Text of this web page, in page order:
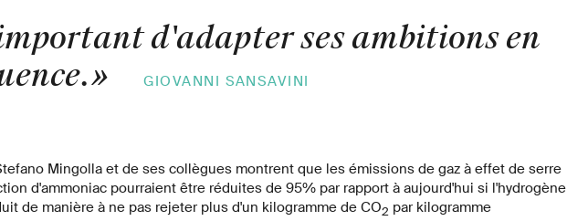
d'adapter ses ambitions en
» GIOVANNI SANSAVINI
Mingolla et de ses collègues montrent que les émissions de gaz à effet de serre
d'ammoniac pourraient être réduites de 95% par rapport à aujourd'hui si l'hydrogène
de manière à ne pas rejeter plus d'un kilogramme de CO2 par kilogramme